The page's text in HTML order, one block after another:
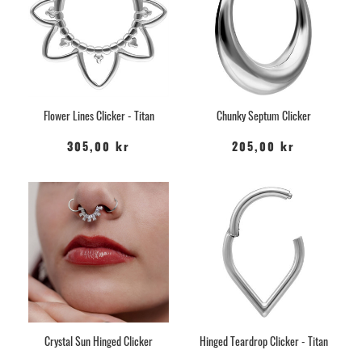
Flower Lines Clicker - Titan
305,00 kr
Chunky Septum Clicker
205,00 kr
Crystal Sun Hinged Clicker Hinged Teardrop Clicker - Titan